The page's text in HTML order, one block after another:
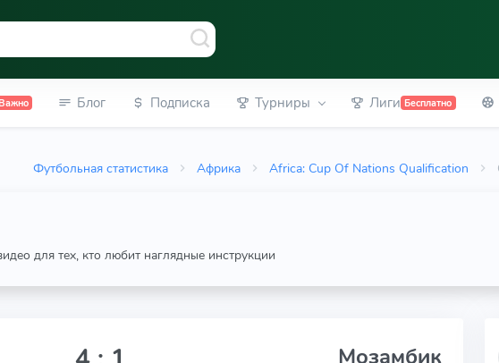
Важно Блог Подписка Турниры Лиги Бесплатно
Футбольная статистика Африка Africa: Cup Of Nations Qualification
для тех, кто любит наглядные инструкции
Мозамбик